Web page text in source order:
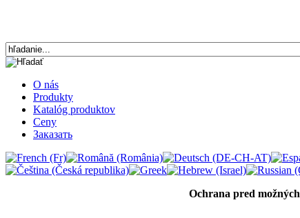
O nás
Produkty
Katalóg produktov
Ceny
Заказать
Ochrana pred možných